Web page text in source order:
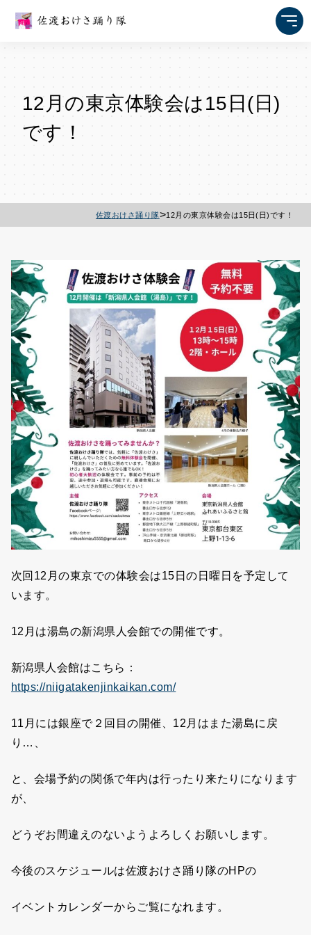
12月の東京体験会は15日(日)
です！
佐渡おけさ踊り隊>12月の東京体験会は15日(日)です！
次回12月の東京での体験会は15日の日曜日を予定して
います。
12月は湯島の新潟県人会館での開催です。
新潟県人会館はこちら：
https://niigatakenjinkaikan.com/
11月には銀座で２回目の開催、12月はまた湯島に戻
り…、
と、会場予約の関係で年内は行ったり来たりになります
が、
どうぞお間違えのないようよろしくお願いします。
今後のスケジュールは佐渡おけさ踊り隊のHPの
イベントカレンダーからご覧になれます。